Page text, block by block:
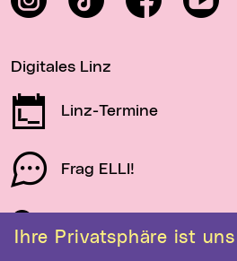
Ihre Privatsphäre ist
Digitales Linz
Linz-Termine
Frag ELLI!
Schau auf Linz